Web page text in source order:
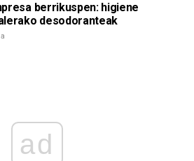
berrikuspen: higiene
desodoranteak
ad